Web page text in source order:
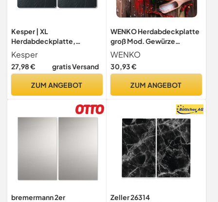
Kesper | XL
Herdabdeckplatte,
Material: Sicherheitsglas,
Maße: B: 50 x H: 38,5 x T: 3
cm, Farbe: Schwarz | 36623
Kesper
27,98 € gratis Versand
ZUM ANGEBOT
WENKO Herdabdeckplatte
groß Mod. Gewürze
hochwertige
Herdabdeckung für
Glaskeramik-Kochfelder
mehrfarbig 56 x 50 cm
WENKO
30,93 €
ZUM ANGEBOT
bremermann 2er
Zeller 26314